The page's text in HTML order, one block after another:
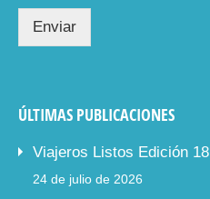
Enviar
ÚLTIMAS PUBLICACIONES
Viajeros Listos Edición 18
24 de julio de 2026